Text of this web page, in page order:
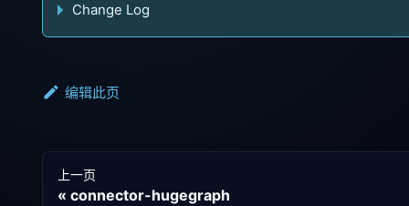
Change Log
编辑此页
上一页
connector-hugegraph